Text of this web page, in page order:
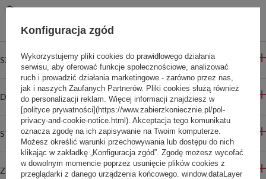
SZCZEGÓŁOWE INFORMACJE
DO POBRANIA
STREFA REKOMENDACJI
ZADAJ PYTANIE
Konfiguracja zgód
Wykorzystujemy pliki cookies do prawidłowego działania
serwisu, aby oferować funkcje społecznościowe, analizować
ruch i prowadzić działania marketingowe - zarówno przez nas,
jak i naszych Zaufanych Partnerów. Pliki cookies służą również
do personalizacji reklam. Więcej informacji znajdziesz w
[polityce prywatności](https://www.zabierzkoniecznie.pl/pol-
privacy-and-cookie-notice.html). Akceptacja tego komunikatu
oznacza zgodę na ich zapisywanie na Twoim komputerze.
Możesz określić warunki przechowywania lub dostępu do nich
klikając w zakładkę „Konfiguracja zgód”. Zgodę możesz wycofać
w dowolnym momencie poprzez usunięcie plików cookies z
przeglądarki z danego urządzenia końcowego. window.dataLayer